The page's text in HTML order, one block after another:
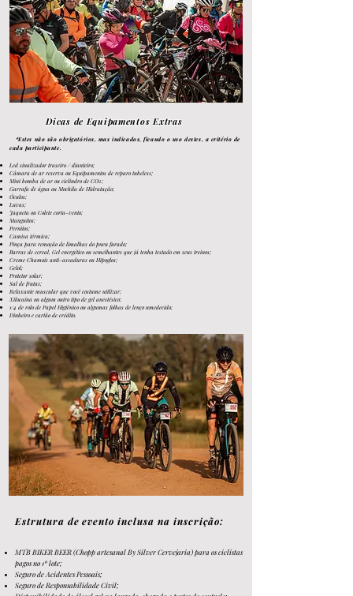
Dicasde Equipamentos Extras
*Estes não são obrigatórios, mas indicados,ficando o uso destes, a critério de
cada participante.
Led sinalizador traseiro / dianteiro;
Câmara de ar reserva ou Equipamentos de reparo tubeless;
Mini bomba de ar ou ciclindro de CO2;
Garrafa de água ou Mochila de Hidratação;
Óculos;
Luvas;
Jaqueta ou Colete corta-vento;
Manguitos;
Pernitos;
Camisa térmica;
Pinça para remoção de limalhas do pneu furado;
Barras de cereal, Gel energético ou semelhantes que já tenha testado em seus treinos;
Creme Chamois anti-assaduras ou Hipoglos;
Gelol;
Protetor solar;
Sal de frutas;
Relaxante muscular que você costume utilizar;
Xilocaína ou algum outro tipo de gel anestésico;
1/4 de rolo de Papel Higiênico ou algumas folhas de lenço umedecido;
Dinheiro e cartão de crédito.
Estrutura de evento inclusa na inscrição:
MTB BIKER BEER (Chopp artesanal By Silver Cervejaria) para os ciclistas
pagos no 1º lote;
Seguro deAcidentes Pessoais;
Seguro de Responsabilidade Civil;